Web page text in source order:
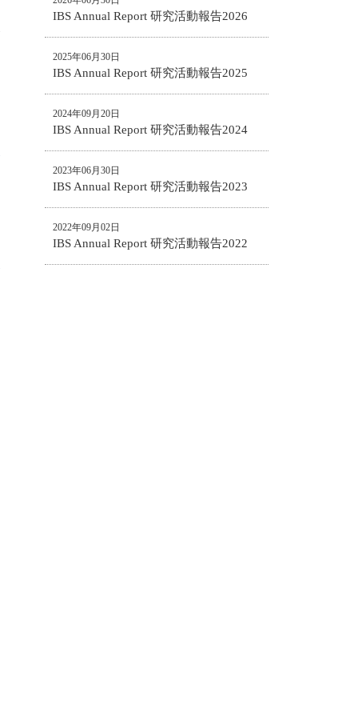
IBS Annual Report 研究活動報告2026
2025年06月30日
IBS Annual Report 研究活動報告2025
2024年09月20日
IBS Annual Report 研究活動報告2024
2023年06月30日
IBS Annual Report 研究活動報告2023
2022年09月02日
IBS Annual Report 研究活動報告2022